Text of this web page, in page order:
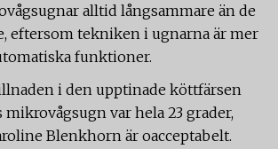
alltid långsammare än de
eftersom tekniken i ugnarna är mer
funktioner.
i den upptinade köttfärsen
var hela 23 grader,
Blenkhorn är oacceptabelt.